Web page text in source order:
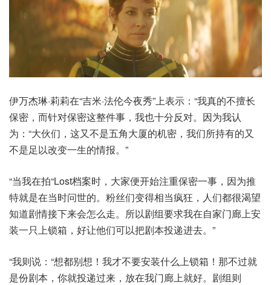
伊万杰琳·莉莉在“吉米·法伦今夜秀”上表示：“我真的不擅长
保密，而针对保密这整件事，我也十分反对。因为我认
为：“大伙们，这又不是五角大厦的机密，我们所持有的又
不是足以改变一生的情报。”
“当我在拍“Lost档案时，大家便开始注重保密一事，因为推
特就是在当时问世的。粉丝们变得相当疯狂，人们都很渴望
知道剧情接下来会怎么走。所以剧组要求我在自家门廊上安
装一只上锁箱，好让他们可以把剧本投递进去。”
“我则说：“想都别想！我才不要安装什么上锁箱！那不过就
是份剧本，你就投递过来，放在我门廊上就好。剧组则